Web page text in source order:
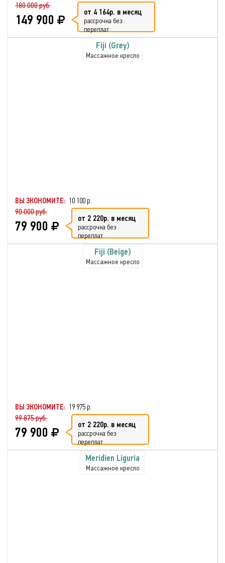
180 000 руб.
149 900 от 4 164р. в месяц
рассрочка без
переплат
Fiji (Grey)
Массажное кресло
ВЫ ЭКОНОМИТЕ: 10 100 р.
90 000 руб.
79 900 от 2 220р. в месяц
рассрочка без
переплат
Fiji (Beige)
Массажное кресло
ВЫ ЭКОНОМИТЕ: 19 975 р.
99 875 руб.
79 900 от 2 220р. в месяц
рассрочка без
переплат
Meridien Liguria
Массажное кресло